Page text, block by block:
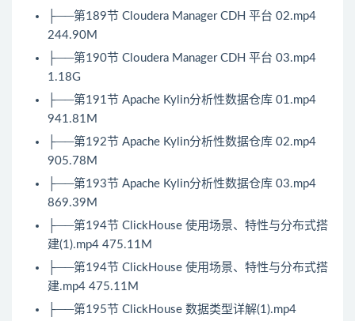
├──第189节 Cloudera Manager CDH 平台 02.mp4
244.90M
├──第190节 Cloudera Manager CDH 平台 03.mp4
1.18G
├──第191节 Apache Kylin分析性数据仓库 01.mp4
941.81M
├──第192节 Apache Kylin分析性数据仓库 02.mp4
905.78M
├──第193节 Apache Kylin分析性数据仓库 03.mp4
869.39M
├──第194节 ClickHouse 使用场景、特性与分布式搭
建(1).mp4 475.11M
├──第194节 ClickHouse 使用场景、特性与分布式搭
建.mp4 475.11M
├──第195节 ClickHouse 数据类型详解(1).mp4